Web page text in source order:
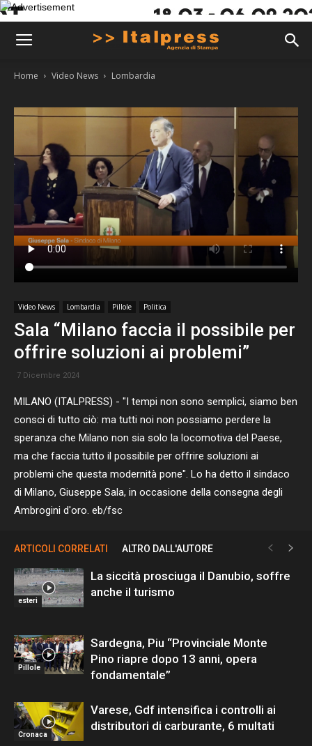
Home Video News Lombardia
Video News Lombardia Pillole Politica
Sala “Milano faccia il possibile per
offrire soluzioni ai problemi”
7 Dicembre 2024
MILANO (ITALPRESS) - "I tempi non sono semplici, siamo ben
consci di tutto ciò: ma tutti noi non possiamo perdere la
speranza che Milano non sia solo la locomotiva del Paese,
ma che faccia tutto il possibile per offrire soluzioni ai
problemi che questa modernità pone". Lo ha detto il sindaco
di Milano, Giuseppe Sala, in occasione della consegna degli
Ambrogini d'oro. eb/fsc
ARTICOLI CORRELATI ALTRO DALL'AUTORE
esteri
La siccità prosciuga il Danubio, soffre
anche il turismo
Pillole
Sardegna, Piu “Provinciale Monte
Pino riapre dopo 13 anni, opera
fondamentale”
Cronaca
Varese, Gdf intensifica i controlli ai
distributori di carburante, 6 multati